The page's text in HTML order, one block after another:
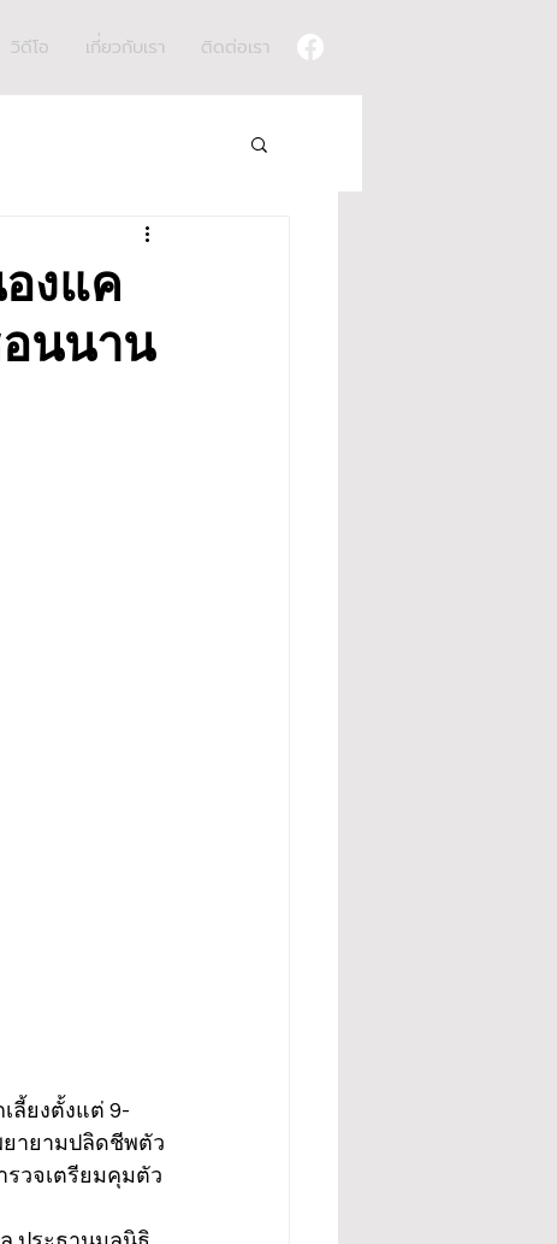
วิดีโอ เกี่ยวกับเรา ติดต่อเรา
งแค
อนนาน
ลี้ยงตั้งแต่ 9-
ยายามปลิดชีพตัว
รวจเตรียมคุมตัว